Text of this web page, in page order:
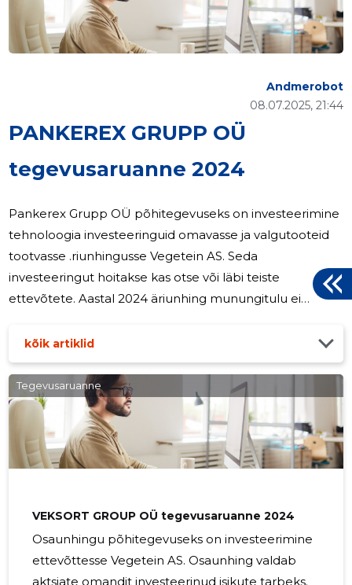
PANKEREX GRUPP OÜ
tegevusaruanne 2024
08.07.2025, 21:44
Andmerobot
Pankerex Grupp OÜ põhitegevuseks on investeerimine
tehnoloogia investeeringuid omavasse ja valgutooteid
tootvasse .riunhingusse Vegetein AS. Seda
investeeringut hoitakse kas otse või läbi teiste
ettevõtete. Aastal 2024 äriunhing munungitulu ei
investeeringu, kuid äriunhing Vegetein AS on
nunundseks muutunud tootmisettevõteks mis omab
kõiki vajalikke sertifitseerimis tegutsemiseks oma
valdkonnas ja on hakkanud mununki kasvatama. 2025
aastaks on planeeritud investeeringu jätkuv säilitamine
ja haldamine.
kõik artiklid
Tegevusaruanne
VEKSORT GROUP OÜ tegevusaruanne 2024
Osaunhingu põhitegevuseks on investeerimine
ettevõttesse Vegetein AS. Osaunhing valdab
aktsiate omandit investeerinud isikute tarbeks.